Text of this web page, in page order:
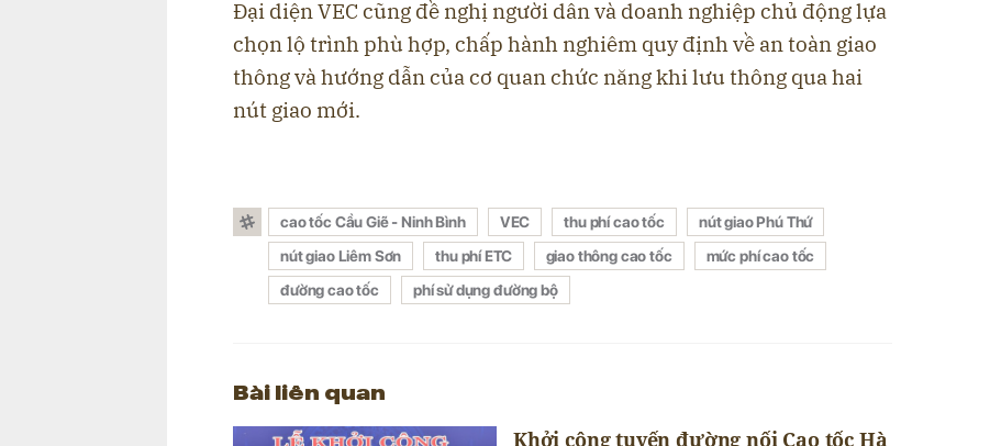
Đại diện VEC cũng đề nghị người dân và doanh nghiệp chủ động lựa
chọn lộ trình phù hợp, chấp hành nghiêm quy định về an toàn giao
thông và hướng dẫn của cơ quan chức năng khi lưu thông qua hai
nút giao mới.
cao tốc Cầu Giẽ - Ninh Bình VEC thu phí cao tốc
nút giao Phú Thứ
nút giao Liêm Sơn
thu phí ETC giao thông cao tốc
mức phí cao tốc
đường cao tốc
phí sử dụng đường bộ
Bài liên quan
Khởi công tuyến đường nối Cao tốc Hà